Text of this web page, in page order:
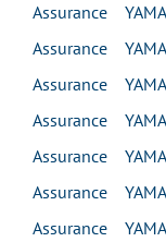
Assurance
Assurance
Assurance
Assurance
Assurance
Assurance
Assurance